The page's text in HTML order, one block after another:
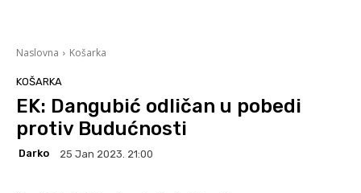
Naslovna Košarka
KOŠARKA
EK: Dangubić odličan u pobedi
protiv Budućnosti
Darko 25 Jan 2023. 21:00